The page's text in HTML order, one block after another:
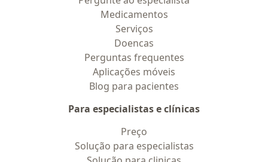
Medicamentos
Serviços
Doencas
Perguntas frequentes
Aplicações móveis
Blog para pacientes
Para especialistas e clínicas
Preço
Solução para especialistas